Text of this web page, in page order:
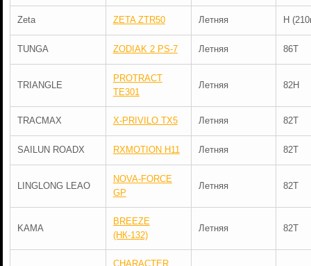
Zeta ZETA ZTR50 Летняя H
TUNGA ZODIAK 2 PS-7 Летняя 86T
TRIANGLE
PROTRACT
TE301
Летняя 82H
TRACMAX X-PRIVILO TX5 Летняя 82T
SAILUN ROADX RXMOTION H11 Летняя 82T
LINGLONG LEAO
NOVA-FORCE
GP
Летняя 82T
KAMA
BREEZE
(НК-132)
Летняя 82T
CHARACTER